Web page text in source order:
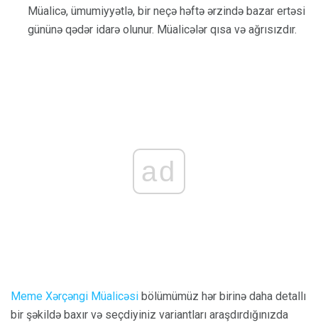
Müalicə, ümumiyyətlə, bir neçə həftə ərzində bazar ertəsi
gününə qədər idarə olunur. Müalicələr qısa və ağrısızdır.
ad
Meme Xərçəngi Müalicəsi bölümümüz hər birinə daha detallı
bir şəkildə baxır və seçdiyiniz variantları araşdırdığınızda